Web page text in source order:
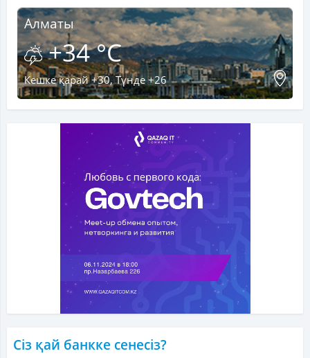
Алматы
+34 °C
Кешке қарай +30, Түнде +26
Сіз қай банкке сенесіз?